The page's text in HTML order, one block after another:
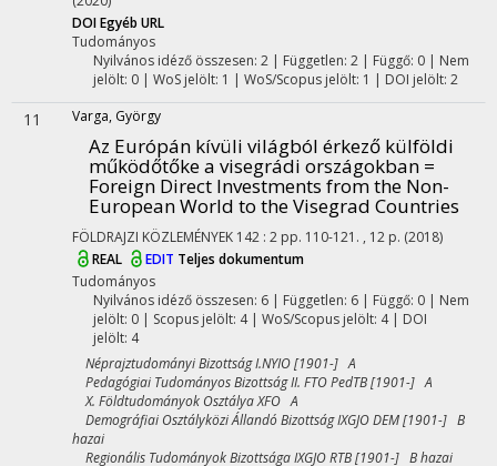
DOIEgyéb URL
Tudományos
Nyilvános idéző összesen: 2| Független: 2 | Függő: 0 | Nem
jelölt: 0 | WoS jelölt: 1 | WoS/Scopus jelölt: 1 | DOI jelölt: 2
11 Varga, György
Az Európán kívüli világból érkező külföldi
működőtőke a visegrádi országokban =
Foreign Direct Investments from the Non-
European World to the Visegrad Countries
FÖLDRAJZI KÖZLEMÉNYEK 142 : 2 pp. 110-121. , 12 p. (2018)
REAL
EDIT Teljes dokumentum
Tudományos
Nyilvános idéző összesen: 6| Független: 6 | Függő: 0 | Nem
jelölt: 0 | Scopus jelölt: 4 | WoS/Scopus jelölt: 4 | DOI
jelölt: 4
Néprajztudományi Bizottság I.NYIO [1901-] A
Pedagógiai Tudományos Bizottság II. FTO PedTB [1901-] A
X. Földtudományok Osztálya XFO A
Demográfiai Osztályközi Állandó Bizottság IXGJO DEM [1901-] B
hazai
Regionális Tudományok Bizottsága IXGJO RTB [1901-] B hazai